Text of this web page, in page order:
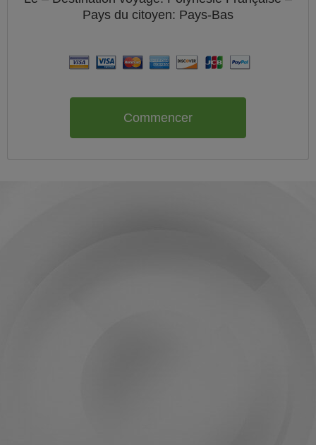
Pays du citoyen: Pays-Bas
Commencer